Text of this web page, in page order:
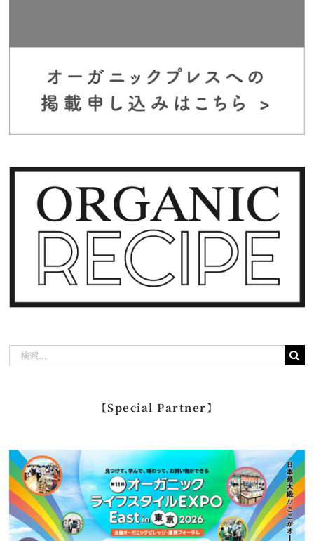
【Special Partner】